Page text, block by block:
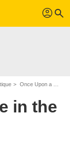
profil search
Once Upon a Time in the Midlands de Shane Meadows
in the